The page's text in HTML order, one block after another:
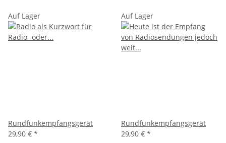
Auf Lager
Rundfunkempfangsgerät
29,90 € *
Auf Lager
Rundfunkempfangsgerät
29,90 € *